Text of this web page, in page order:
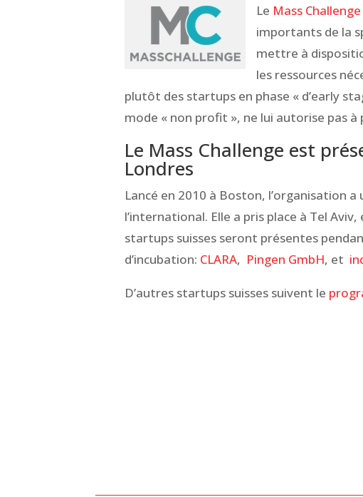
Le Mass Challenge
importants de la
mettre à
les ressources
plutôt des startups en phase « d’early
mode « non profit », ne lui autorise pas
Le Mass Challenge est
Londres
Lancé en 2010 à Boston, l’organisation
l’international. Elle a pris place à Tel
startups suisses seront présentes
d’incubation: CLARA, Pingen GmbH, et
D’autres startups suisses suivent le